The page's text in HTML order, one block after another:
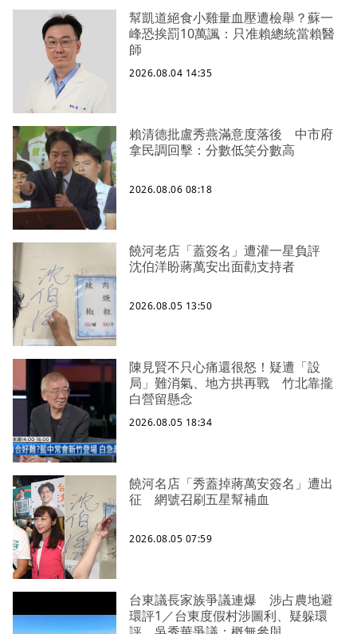
幫凱道絕食小雞量血壓遭檢舉？蘇一
峰恐挨罰10萬諷：只准賴總統當賴醫
師
2026.08.04 14:35
賴清德批盧秀燕滿意度落後 中市府
拿民調回擊：分數低笑分數高
2026.08.06 08:18
饒河老店「蓋簽名」遭灌一星負評
沈伯洋盼蔣萬安出面勸支持者
2026.08.05 13:50
陳見賢不只心痛還很怒！疑遭「設
局」難消氣、地方拱再戰 竹北靠攏
白營留懸念
2026.08.05 18:34
饒河名店「秀蓋掉蔣萬安簽名」遭出
征 網號召刷五星幫補血
2026.08.05 07:59
台東議長家族爭議連爆 涉占農地避
環評1／台東度假村涉圖利、疑躲環